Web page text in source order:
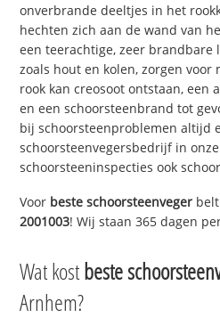
onverbrande deeltjes in het
hechten zich aan de wand van
een teerachtige, zeer brandbare
zoals hout en kolen, zorgen voor
rook kan creosoot ontstaan, een
en een schoorsteenbrand tot
bij schoorsteenproblemen altijd
schoorsteenvegersbedrijf in
schoorsteeninspecties ook
Voor beste schoorsteenveger
2001003! Wij staan 365 dagen
Wat kostbeste
Arnhem?